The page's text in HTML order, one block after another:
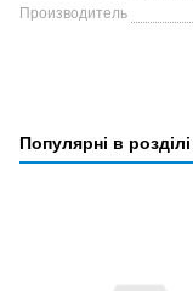
Производитель
Популярні в розділі